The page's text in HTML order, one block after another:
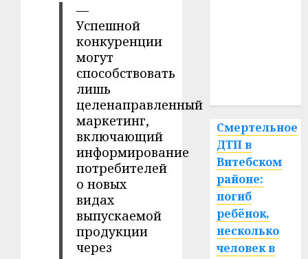
—
Успешной
конкуренции
могут
способствовать
лишь
целенаправленный
маркетинг,
включающий
информирование
потребителей
о новых
видах
выпускаемой
продукции
через
Смертельное
ДТП в
Витебском
районе:
погиб
ребёнок,
несколько
человек в